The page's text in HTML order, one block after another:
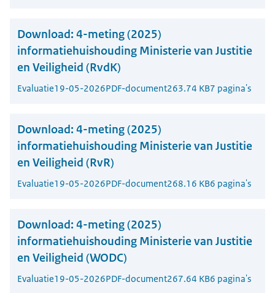
Download: 4-meting (2025)
informatiehuishouding Ministerie van Justitie
en Veiligheid (RvdK)
Evaluatie19-05-2026PDF-document263.74 KB7 pagina's
Download: 4-meting (2025)
informatiehuishouding Ministerie van Justitie
en Veiligheid (RvR)
Evaluatie19-05-2026PDF-document268.16 KB6 pagina's
Download: 4-meting (2025)
informatiehuishouding Ministerie van Justitie
en Veiligheid (WODC)
Evaluatie19-05-2026PDF-document267.64 KB6 pagina's